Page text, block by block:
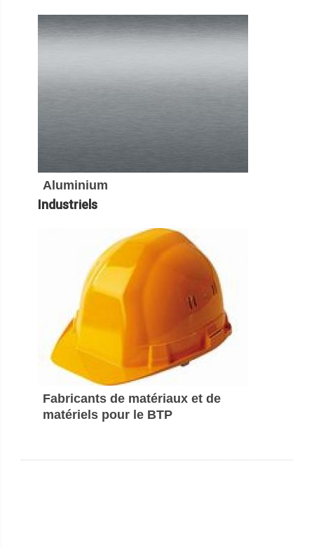
Aluminium
Industriels
Fabricants de matériaux et de
matériels pour le BTP